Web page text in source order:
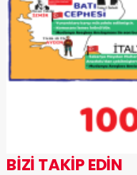
BİZİ TAKİP EDİN